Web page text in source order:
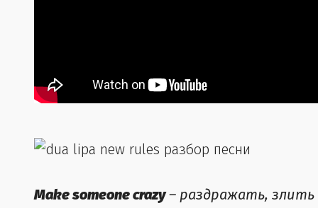
Make someone crazy– раздражать, злить